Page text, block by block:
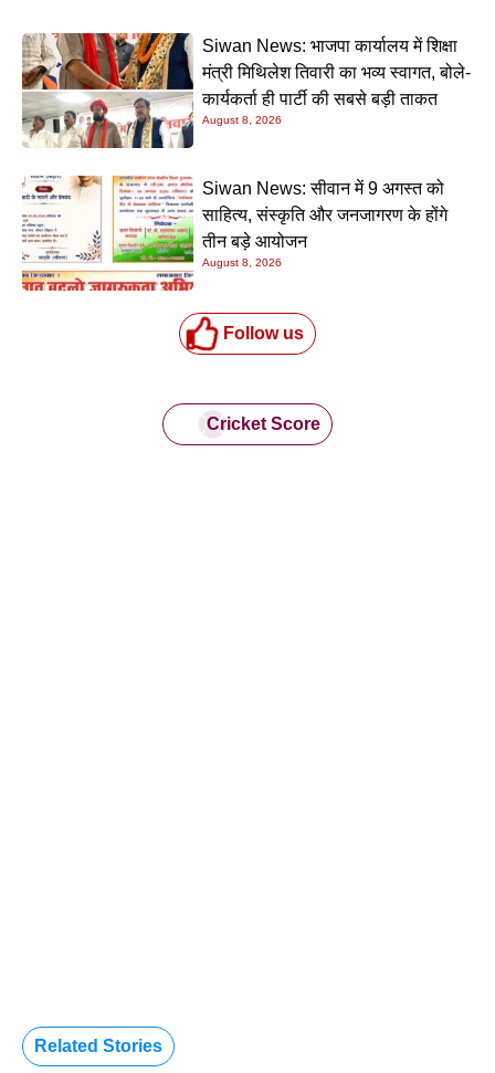
Siwan News: भाजपा कार्यालय में शिक्षा
मंत्री मिथिलेश तिवारी का भव्य स्वागत, बोले-
कार्यकर्ता ही पार्टी की सबसे बड़ी ताकत
August 8, 2026
Siwan News: सीवान में 9 अगस्त को
साहित्य, संस्कृति और जनजागरण के होंगे
तीन बड़े आयोजन
August 8, 2026
Follow us
Cricket Score
Related Stories